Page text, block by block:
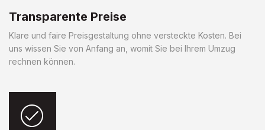
Transparente Preise
Klare und faire Preisgestaltung ohne versteckte Kosten. Bei
uns wissen Sie von Anfang an, womit Sie bei Ihrem Umzug
rechnen können.